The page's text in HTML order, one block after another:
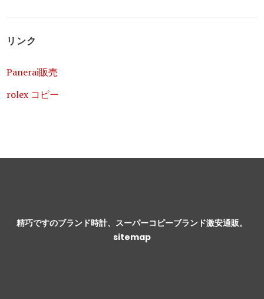
リンク
Panerai販売
rolex コピー
精巧ですのブランド時計、スーパーコピーブランド激安通販。
sitemap